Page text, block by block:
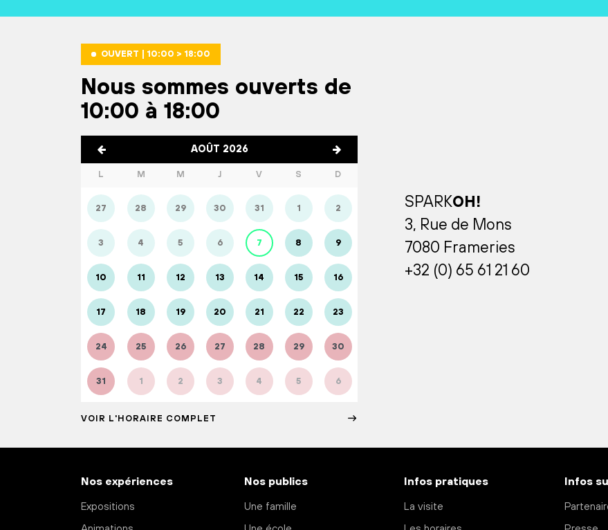
OUVERT | 10:00 > 18:00
Nous sommes ouverts de
10:00 à 18:00
AOÛT 2026
L M M J V S D
27 28 29 30 31 1 2
3 4 5 6 7 8 9
10 11 12 13 14 15 16
17 18 19 20 21 22 23
24 25 26 27 28 29 30
31 1 2 3 4 5 6
VOIR L'HORAIRE COMPLET
SPARKOH!
3, Rue de Mons
7080 Frameries
+32 (0) 65 61 21 60
Nos expériences
Expositions
Nos publics
Une famille
Infos pratiques
La visite
Infos